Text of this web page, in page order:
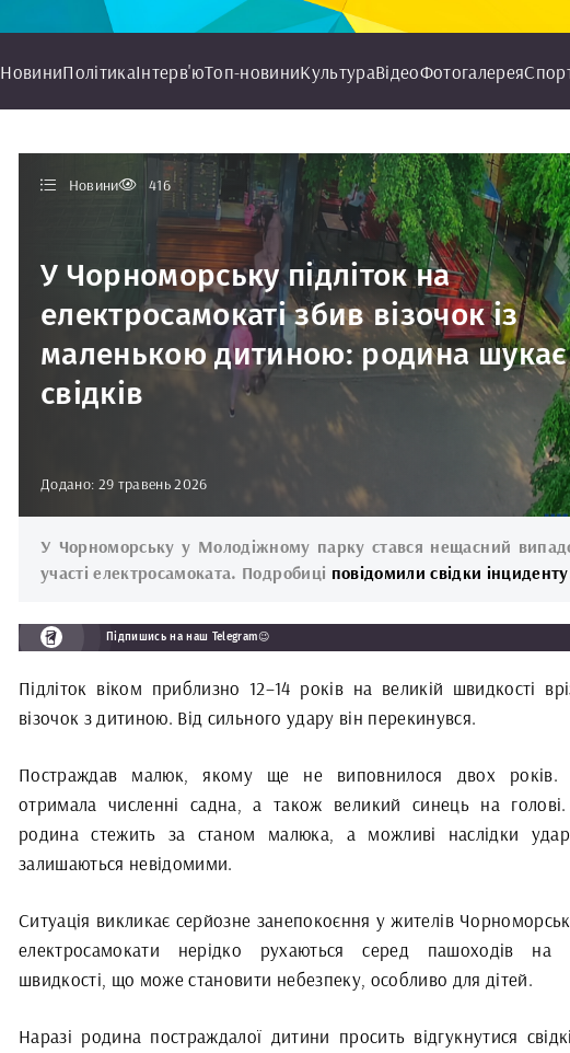
НовиниПолітикаІнтерв'юТоп-новиниКультураВідеоФотогалерея
Новини 416
У Чорноморську підліток на
електросамокаті збив візочок із
маленькою дитиною: родина шукає
свідків
Додано: 29 травень 2026
У Чорноморську у Молодіжному парку стався нещасний
участі електросамоката. Подробиці повідомили свідки
Підпишись на наш Telegram😉
Підліток віком приблизно 12–14 років на великій швидкості
візочок з дитиною. Від сильного удару він перекинувся.
Постраждав малюк, якому ще не виповнилося двох років.
отримала численні садна, а також великий синець на голові.
родина стежить за станом малюка, а можливі наслідки
залишаються невідомими.
Ситуація викликає серйозне занепокоєння у жителів
електросамокати нерідко рухаються серед пашоходів на
швидкості, що може становити небезпеку, особливо для дітей.
Наразі родина постраждалої дитини просить відгукнутися